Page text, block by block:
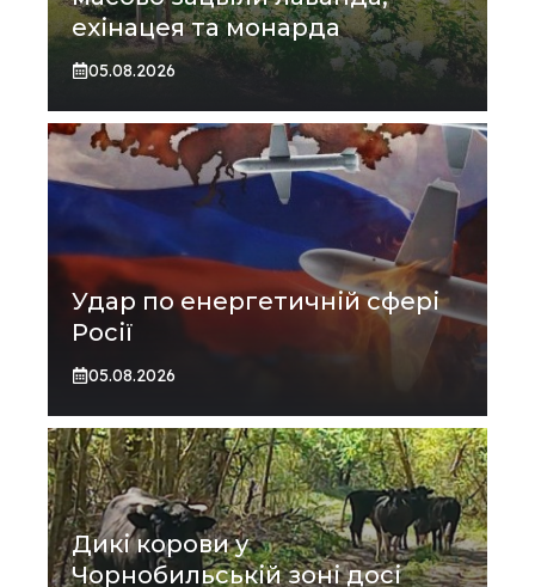
ехінацея та монарда
05.08.2026
Удар по енергетичній сфері
Росії
05.08.2026
Дикі корови у
Чорнобильській зоні досі